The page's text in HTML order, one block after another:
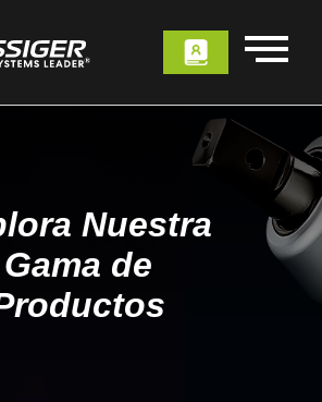
Nuestra
Gama de